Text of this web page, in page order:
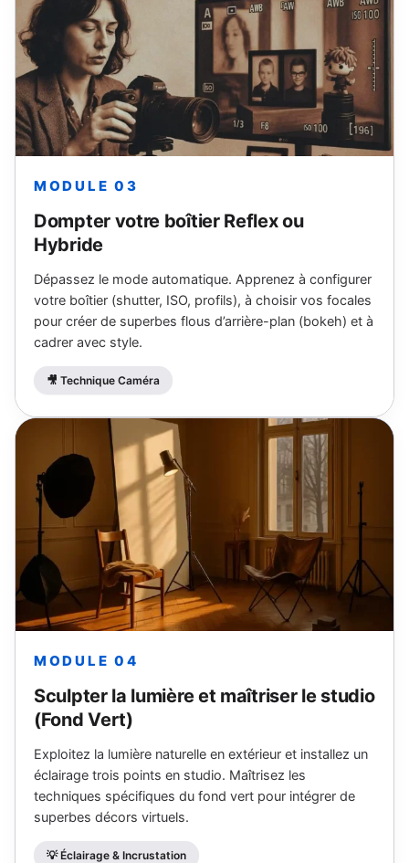
MODULE 03
Dompter votre boîtier Reflex ou
Hybride
Dépassez le mode automatique. Apprenez à configurer
votre boîtier (shutter, ISO, profils), à choisir vos focales
pour créer de superbes flous d’arrière-plan (bokeh) et à
cadrer avec style.
🎥 Technique Caméra
MODULE 04
Sculpter la lumière et maîtriser le studio
(Fond Vert)
Exploitez la lumière naturelle en extérieur et installez un
éclairage trois points en studio. Maîtrisez les
techniques spécifiques du fond vert pour intégrer de
superbes décors virtuels.
💡 Éclairage & Incrustation